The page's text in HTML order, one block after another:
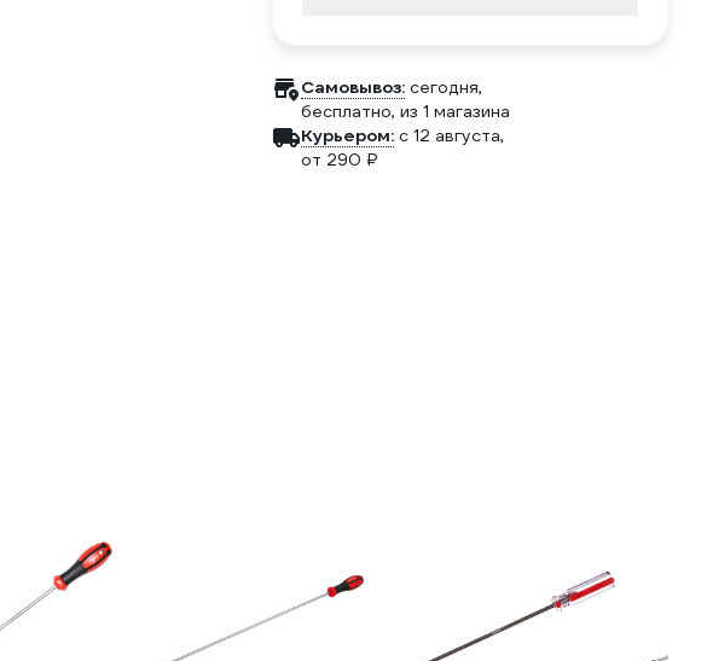
Самовывоз: сегодня,
бесплатно, из 1 магазина
Курьером: c 12 августа,
от 290 ₽